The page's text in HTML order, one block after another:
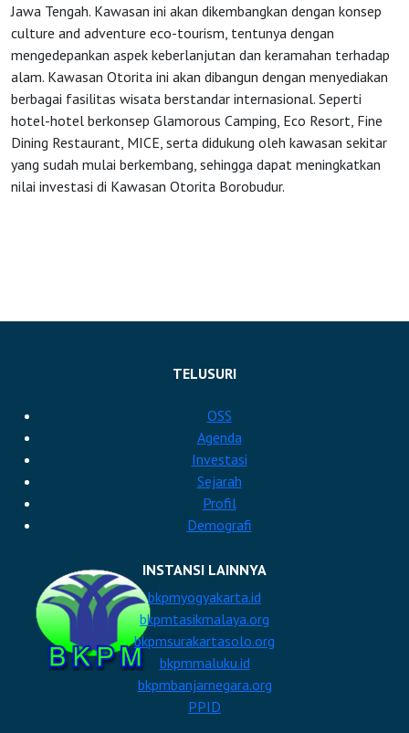
Jawa Tengah. Kawasan ini akan dikembangkan dengan konsep
culture and adventure eco-tourism, tentunya dengan
mengedepankan aspek keberlanjutan dan keramahan terhadap
alam. Kawasan Otorita ini akan dibangun dengan menyediakan
berbagai fasilitas wisata berstandar internasional. Seperti
hotel-hotel berkonsep Glamorous Camping, Eco Resort, Fine
Dining Restaurant, MICE, serta didukung oleh kawasan sekitar
yang sudah mulai berkembang, sehingga dapat meningkatkan
nilai investasi di Kawasan Otorita Borobudur.
TELUSURI
OSS
Agenda
Investasi
Sejarah
Profil
Demografi
INSTANSI LAINNYA
bkpmyogyakarta.id
bkpmtasikmalaya.org
bkpmsurakartasolo.org
bkpmmaluku.id
bkpmbanjarnegara.org
PPID